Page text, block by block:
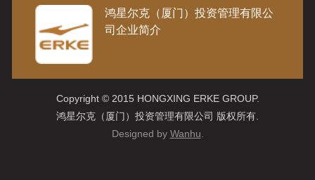
鸿星尔克（厦门）投资管理有限公
司企业简介
Copyright © 2015 HONGXING ERKE GROUP.
鸿星尔克（厦门）投资管理有限公司 版权所有.
Designed by Wanhu